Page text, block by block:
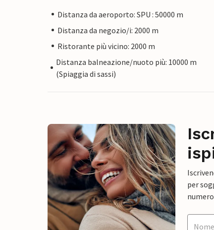
Distanza da aeroporto: SPU : 50000 m
Distanza da negozio/i: 2000 m
Ristorante più vicino: 2000 m
Distanza balneazione/nuoto più: 10000 m
(Spiaggia di sassi)
per